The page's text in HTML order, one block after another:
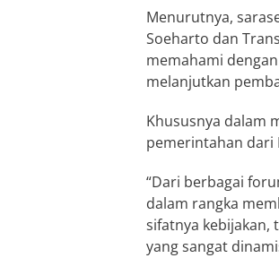
Menurutnya,
Soeharto dan
memahami
melanjutkan
Khususnya dalam
pemerintahan dari
“Dari berbagai
dalam rangka
sifatnya kebijakan,
yang sangat